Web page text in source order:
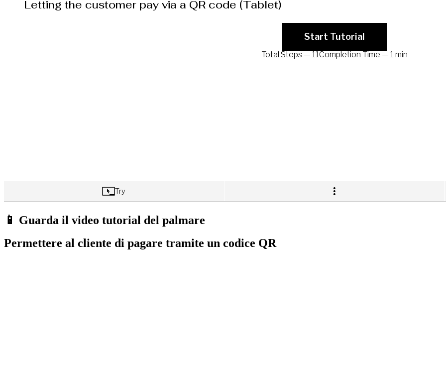
📱 Guarda il video tutorial del palmare
Permettere al cliente di pagare tramite un codice QR